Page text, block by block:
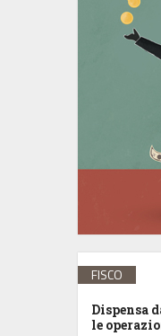
FISCO
Dispensa
le